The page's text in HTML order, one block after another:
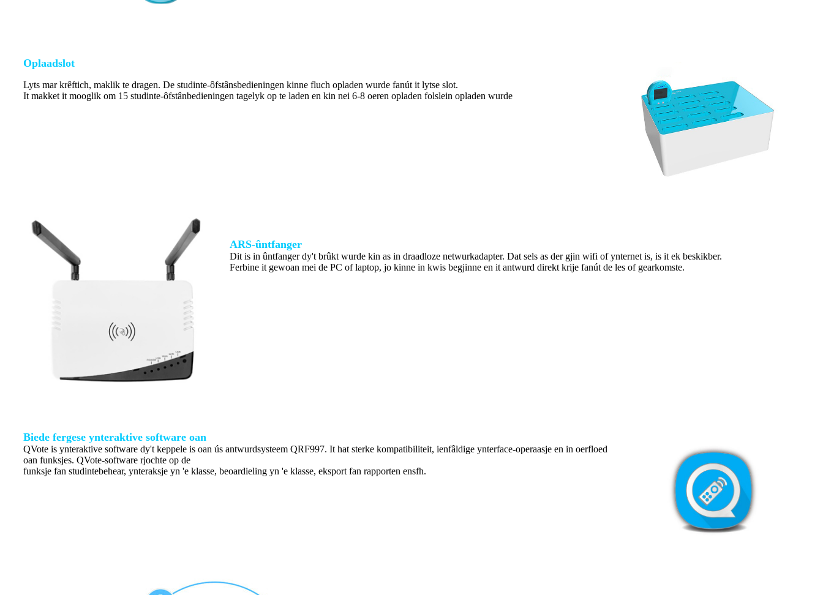
Oplaadslot
Lyts mar krêftich, maklik te dragen. De studinte-ôfstânsbedieningen kinne fluch opladen wurde fanút it lytse slot.
It makket it mooglik om 15 studinte-ôfstânbedieningen tagelyk op te laden en kin nei 6-8 oeren opladen folslein opladen wurde
ARS-ûntfanger
Dit is in ûntfanger dy't brûkt wurde kin as in draadloze netwurkadapter. Dat sels as der gjin wifi of ynternet is, is it ek beskikber.
Ferbine it gewoan mei de PC of laptop, jo kinne in kwis begjinne en it antwurd direkt krije fanút de les of gearkomste.
Biede fergese ynteraktive software oan
QVote is ynteraktive software dy't keppele is oan ús antwurdsysteem QRF997. It hat sterke kompatibiliteit, ienfâldige ynterface-operaasje en in oerfloed
oan funksjes. QVote-software rjochte op de
funksje fan studintebehear, ynteraksje yn 'e klasse, beoardieling yn 'e klasse, eksport fan rapporten ensfh.